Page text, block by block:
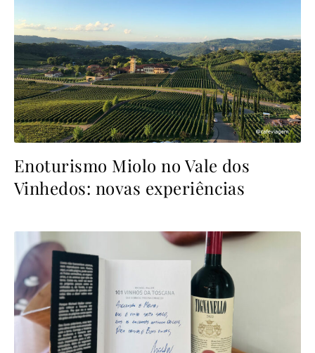
Enoturismo Miolo no Vale dos
Vinhedos: novas experiências